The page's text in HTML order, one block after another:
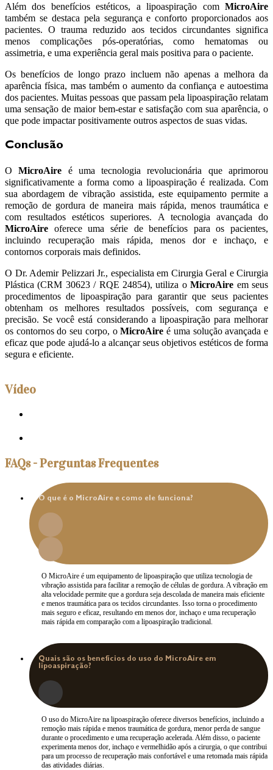
Além dos benefícios estéticos, a lipoaspiração com MicroAire
também se destaca pela segurança e conforto proporcionados aos
pacientes. O trauma reduzido aos tecidos circundantes significa
menos complicações pós-operatórias, como hematomas ou
assimetria, e uma experiência geral mais positiva para o paciente.
Os benefícios de longo prazo incluem não apenas a melhora da
aparência física, mas também o aumento da confiança e autoestima
dos pacientes. Muitas pessoas que passam pela lipoaspiração relatam
uma sensação de maior bem-estar e satisfação com sua aparência, o
que pode impactar positivamente outros aspectos de suas vidas.
Conclusão
OMicroAire é uma tecnologia revolucionária que aprimorou
significativamente a forma como a lipoaspiração é realizada. Com
sua abordagem de vibração assistida, este equipamento permite a
remoção de gordura de maneira mais rápida, menos traumática e
com resultados estéticos superiores. A tecnologia avançada do
MicroAire oferece uma série de benefícios para os pacientes,
incluindo recuperação mais rápida, menos dor e inchaço, e
contornos corporais mais definidos.
O Dr. Ademir Pelizzari Jr., especialista em Cirurgia Geral e Cirurgia
Plástica (CRM 30623 / RQE 24854), utiliza oMicroAire em seus
procedimentos de lipoaspiração para garantir que seus pacientes
obtenham os melhores resultados possíveis, com segurança e
precisão. Se você está considerando a lipoaspiração para melhorar
os contornos do seu corpo, oMicroAire é uma solução avançada e
eficaz que pode ajudá-lo a alcançar seus objetivos estéticos de forma
segura e eficiente.
Vídeo
FAQs - Perguntas Frequentes
O que é o MicroAire e como ele funciona?
O MicroAire é um equipamento de lipoaspiração que utiliza tecnologia de
vibração assistida para facilitar a remoção de células de gordura. A vibração em
alta velocidade permite que a gordura seja descolada de maneira mais eficiente
e menos traumática para os tecidos circundantes. Isso torna o procedimento
mais seguro e eficaz, resultando em menos dor, inchaço e uma recuperação
mais rápida em comparação com a lipoaspiração tradicional.
Quais são os benefícios do uso do MicroAire em
lipoaspiração?
O uso do MicroAire na lipoaspiração oferece diversos benefícios, incluindo a
remoção mais rápida e menos traumática de gordura, menor perda de sangue
durante o procedimento e uma recuperação acelerada. Além disso, o paciente
experimenta menos dor, inchaço e vermelhidão após a cirurgia, o que contribui
para um processo de recuperação mais confortável e uma retomada mais rápida
das atividades diárias.